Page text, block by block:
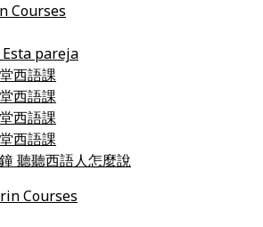
Courses
Esta pareja
西語課
西語課
西語課
西語課
聽聽西語人怎麼說
Courses